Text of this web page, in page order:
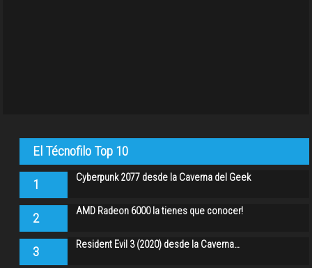
El Técnofilo Top 10
1 Cyberpunk 2077 desde la Caverna del Geek
2 AMD Radeon 6000 la tienes que conocer!
3 Resident Evil 3 (2020) desde la Caverna…